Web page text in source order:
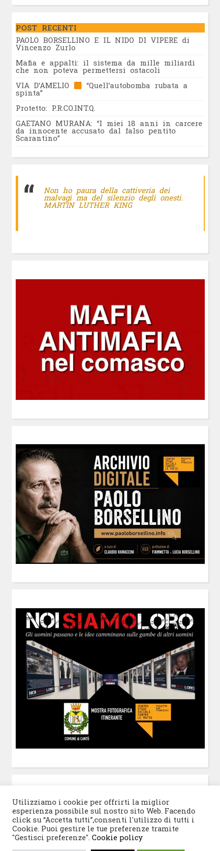
POST RECENTI
PAOLO BORSELLINO E IL NIDO DI VIPERE di
Vincenzo Zurlo
Mafia e appalti: il sistema da mille miliardi
che non poteva permettersi ostacoli
VIA D’AMELIO
“Quell’autobomba rubata a
spinta”
Protetto: P.R.CO.INT.Q.
GAETANO MURANA: “I miei 18 anni in carcere
da innocente accusato dal falso pentito
Scarantino”
Non ho paura della cattiveria dei
malvagi ma del silenzio degli onesti.
MARTIN LUTHER KING
Utilizziamo i cookie per offrirti la miglior
esperienza possibile sul nostro sito Web. Facendo
click su “Accetta tutti”,consenti l'utilizzo di tutti i
Cookie. Puoi gestire le tue preferenze tramite
"Gestisci preferenze". Cookie policy